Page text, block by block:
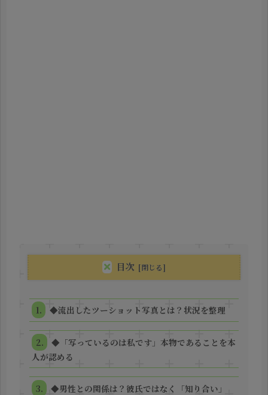
目次
◆流出したツーショット写真とは？状況を整理
◆「写っているのは私です」本物であることを本
人が認める
◆男性との関係は？彼氏ではなく「知り合い」